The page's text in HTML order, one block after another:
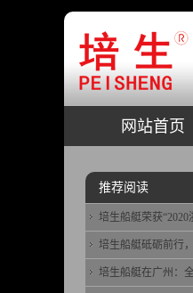
网站首页
推荐阅读
培生船艇荣获
培生船艇砥砺前行
培生船艇在广州：